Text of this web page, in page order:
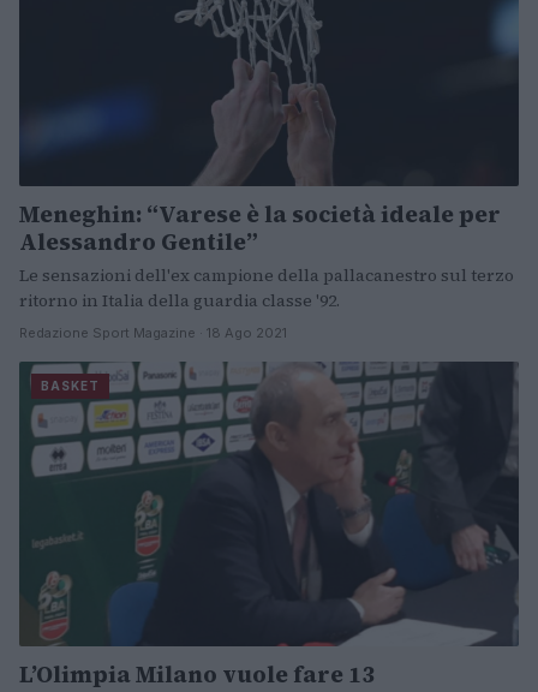
Meneghin: “Varese è la società ideale per
Alessandro Gentile”
Le sensazioni dell'ex campione della pallacanestro sul terzo
ritorno in Italia della guardia classe '92.
Redazione Sport Magazine · 18 Ago 2021
BASKET
L’Olimpia Milano vuole fare 13